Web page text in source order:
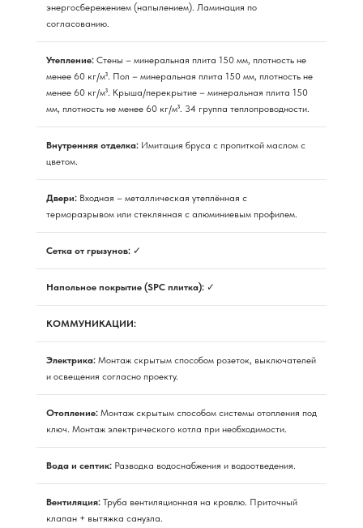
энергосбережением (напылением). Ламинация по
согласованию.
Утепление: Стены – минеральная плита 150 мм, плотность не
менее 60 кг/м³. Пол – минеральная плита 150 мм, плотность не
менее 60 кг/м³. Крыша/перекрытие – минеральная плита 150
мм, плотность не менее 60 кг/м³. 34 группа теплопроводности.
Внутренняя отделка: Имитация бруса с пропиткой маслом с
цветом.
Двери: Входная – металлическая утеплённая с
терморазрывом или стеклянная с алюминиевым профилем.
Сетка от грызунов: ✓
Напольное покрытие (SPC плитка): ✓
КОММУНИКАЦИИ:
Электрика: Монтаж скрытым способом розеток, выключателей
и освещения согласно проекту.
Отопление: Монтаж скрытым способом системы отопления под
ключ. Монтаж электрического котла при необходимости.
Вода и септик: Разводка водоснабжения и водоотведения.
Вентиляция: Труба вентиляционная на кровлю. Приточный
клапан + вытяжка санузла.